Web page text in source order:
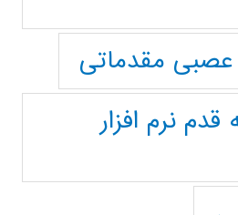
مقدماتی
نرم افزار